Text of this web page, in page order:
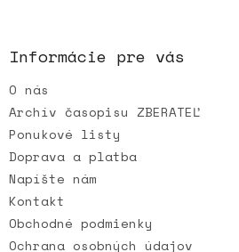
i
e
Informácie pre vás
O nás
Archív časopisu ZBERATEĽ
Ponukové listy
Doprava a platba
Napíšte nám
Kontakt
Obchodné podmienky
Ochrana osobných údajov